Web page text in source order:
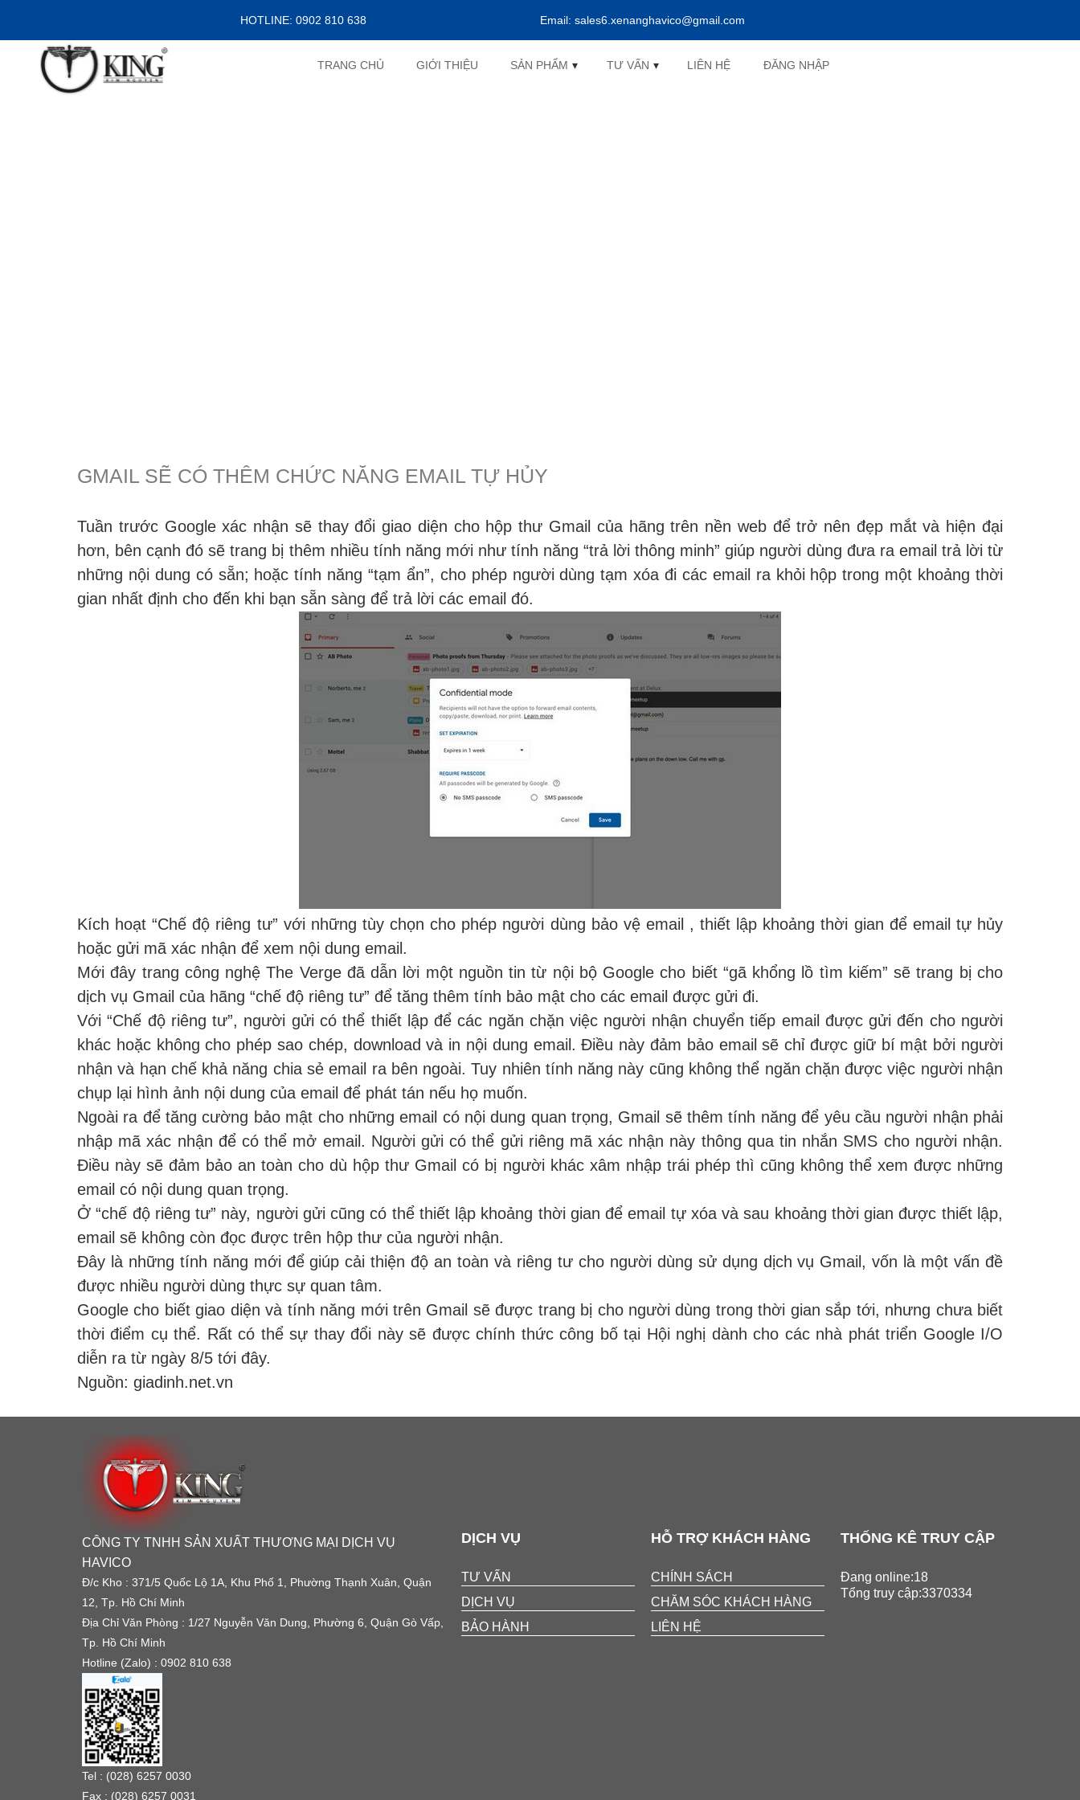
HOTLINE: 0902 810 638 Email: sales6.xenanghavico@gmail.com
TRANG CHỦ GIỚI THIỆU SẢN PHẨM ▾ TƯ VẤN ▾ LIÊN HỆ ĐĂNG NHẬP
GMAIL SẼ CÓ THÊM CHỨC NĂNG EMAIL TỰ HỦY
Tuần trước Google xác nhận sẽ thay đổi giao diện cho hộp thư Gmail của hãng trên nền web để trở nên đẹp mắt và hiện đại
hơn, bên cạnh đó sẽ trang bị thêm nhiều tính năng mới như tính năng “trả lời thông minh” giúp người dùng đưa ra email trả lời từ
những nội dung có sẵn; hoặc tính năng “tạm ẩn”, cho phép người dùng tạm xóa đi các email ra khỏi hộp trong một khoảng thời
gian nhất định cho đến khi bạn sẵn sàng để trả lời các email đó.
Kích hoạt “Chế độ riêng tư” với những tùy chọn cho phép người dùng bảo vệ email , thiết lập khoảng thời gian để email tự hủy
hoặc gửi mã xác nhận để xem nội dung email.
Mới đây trang công nghệ The Verge đã dẫn lời một nguồn tin từ nội bộ Google cho biết “gã khổng lồ tìm kiếm” sẽ trang bị cho
dịch vụ Gmail của hãng “chế độ riêng tư” để tăng thêm tính bảo mật cho các email được gửi đi.
Với “Chế độ riêng tư”, người gửi có thể thiết lập để các ngăn chặn việc người nhận chuyển tiếp email được gửi đến cho người
khác hoặc không cho phép sao chép, download và in nội dung email. Điều này đảm bảo email sẽ chỉ được giữ bí mật bởi người
nhận và hạn chế khả năng chia sẻ email ra bên ngoài. Tuy nhiên tính năng này cũng không thể ngăn chặn được việc người nhận
chụp lại hình ảnh nội dung của email để phát tán nếu họ muốn.
Ngoài ra để tăng cường bảo mật cho những email có nội dung quan trọng, Gmail sẽ thêm tính năng để yêu cầu người nhận phải
nhập mã xác nhận để có thể mở email. Người gửi có thể gửi riêng mã xác nhận này thông qua tin nhắn SMS cho người nhận.
Điều này sẽ đảm bảo an toàn cho dù hộp thư Gmail có bị người khác xâm nhập trái phép thì cũng không thể xem được những
email có nội dung quan trọng.
Ở “chế độ riêng tư” này, người gửi cũng có thể thiết lập khoảng thời gian để email tự xóa và sau khoảng thời gian được thiết lập,
email sẽ không còn đọc được trên hộp thư của người nhận.
Đây là những tính năng mới để giúp cải thiện độ an toàn và riêng tư cho người dùng sử dụng dịch vụ Gmail, vốn là một vấn đề
được nhiều người dùng thực sự quan tâm.
Google cho biết giao diện và tính năng mới trên Gmail sẽ được trang bị cho người dùng trong thời gian sắp tới, nhưng chưa biết
thời điểm cụ thể. Rất có thể sự thay đổi này sẽ được chính thức công bố tại Hội nghị dành cho các nhà phát triển Google I/O
diễn ra từ ngày 8/5 tới đây.
Nguồn: giadinh.net.vn
CÔNG TY TNHH SẢN XUẤT THƯƠNG MẠI DỊCH VỤ
HAVICO
Đ/c Kho : 371/5 Quốc Lộ 1A, Khu Phố 1, Phường Thạnh Xuân, Quận
12, Tp. Hồ Chí Minh
Địa Chỉ Văn Phòng : 1/27 Nguyễn Văn Dung, Phường 6, Quận Gò Vấp,
Tp. Hồ Chí Minh
Hotline (Zalo) : 0902 810 638
Tel : (028) 6257 0030
Fax : (028) 6257 0031
DỊCH VỤ
TƯ VẤN
DỊCH VỤ
BẢO HÀNH
HỖ TRỢ KHÁCH HÀNG
CHÍNH SÁCH
CHĂM SÓC KHÁCH HÀNG
LIÊN HỆ
THỐNG KÊ TRUY CẬP
Đang online:18
Tổng truy cập:3370334